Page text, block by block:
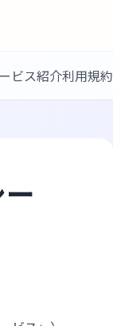
ビス紹介利用規約